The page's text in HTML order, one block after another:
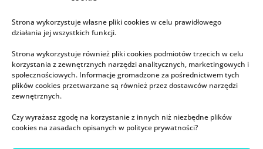
Strona wykorzystuje własne pliki cookies w celu prawidłowego
działania jej wszystkich funkcji.
Strona wykorzystuje również pliki cookies podmiotów trzecich w celu
korzystania z zewnętrznych narzędzi analitycznych, marketingowych i
społecznościowych. Informacje gromadzone za pośrednictwem tych
plików cookies przetwarzane są również przez dostawców narzędzi
zewnętrznych.
Czy wyrażasz zgodę na korzystanie z innych niż niezbędne plików
cookies na zasadach opisanych w polityce prywatności?
bezpieczniejszą).
Z jednej strony odchodzi się od
tradycyjnych zasad rządzących
połogiem, z drugiej – są one głęboko
świadomości. Można wciąż usłyszeć